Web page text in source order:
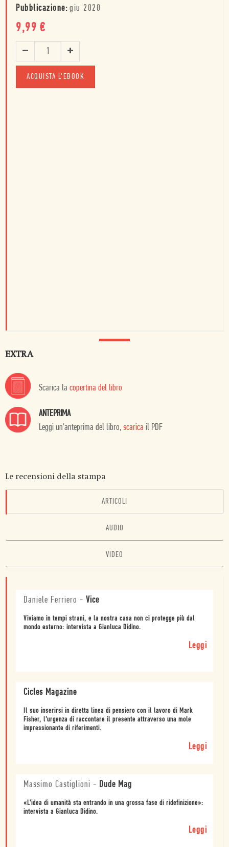
Pubblicazione: giu 2020
9,99 €
ACQUISTA L'EBOOK
EXTRA
Scarica la copertina del libro
ANTEPRIMA
Leggi un'anteprima del libro, scarica il PDF
Le recensioni della stampa
ARTICOLI
AUDIO
VIDEO
Daniele Ferriero - Vice
Viviamo in tempi strani, e la nostra casa non ci protegge più dal
mondo esterno: intervista a Gianluca Didino.
Leggi
Cicles Magazine
Il suo inserirsi in diretta linea di pensiero con il lavoro di Mark
Fisher, l’urgenza di raccontare il presente attraverso una mole
impressionante di riferimenti.
Leggi
Massimo Castiglioni - Dude Mag
«L’idea di umanità sta entrando in una grossa fase di ridefinizione»:
intervista a Gianluca Didino.
Leggi